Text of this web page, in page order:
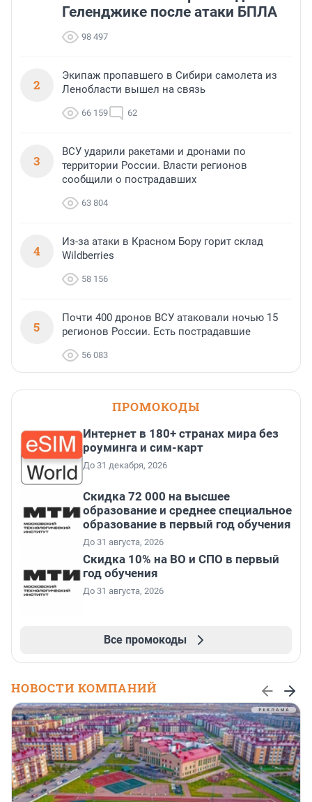
Геленджике после атаки БПЛА
98 497
2
Экипаж пропавшего в Сибири самолета из
Ленобласти вышел на связь
66 159 62
3
ВСУ ударили ракетами и дронами по
территории России. Власти регионов
сообщили о пострадавших
63 804
4
Из-за атаки в Красном Бору горит склад
Wildberries
58 156
5
Почти 400 дронов ВСУ атаковали ночью 15
регионов России. Есть пострадавшие
56 083
ПРОМОКОДЫ
Интернет в 180+ странах мира без
роуминга и сим-карт
До 31 декабря, 2026
Скидка 72 000 на высшее
образование и среднее специальное
образование в первый год обучения
До 31 августа, 2026
Скидка 10% на ВО и СПО в первый
год обучения
До 31 августа, 2026
Все промокоды
НОВОСТИ КОМПАНИЙ